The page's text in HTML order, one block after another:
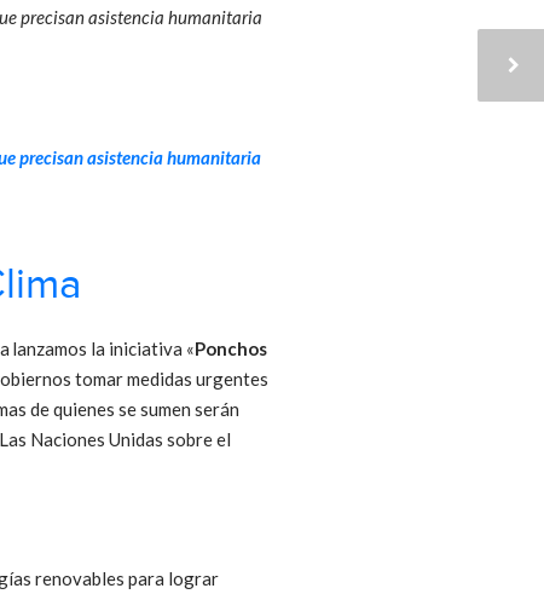
precisan asistencia humanitaria
precisan asistencia humanitaria
lanzamos la iniciativa «Ponchos
tomar medidas urgentes
de quienes se sumen serán
Naciones Unidas sobre el
renovables para lograr